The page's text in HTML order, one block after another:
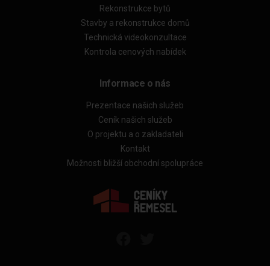
Rekonstrukce bytů
Stavby a rekonstrukce domů
Technická videokonzultace
Kontrola cenových nabídek
Informace o nás
Prezentace našich služeb
Ceník našich služeb
O projektu a o zakladateli
Kontakt
Možnosti bližší obchodní spolupráce